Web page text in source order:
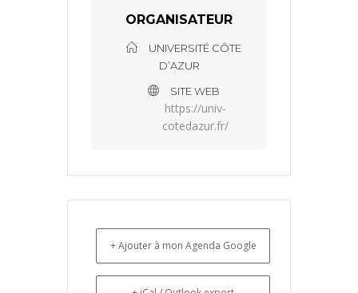
ORGANISATEUR
UNIVERSITÉ CÔTE
D’AZUR
SITE WEB
https://univ-
cotedazur.fr/
+ Ajouter à mon Agenda Google